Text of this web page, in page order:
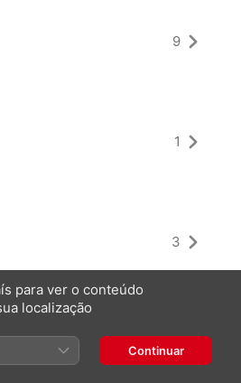
9
1
3
para ver o conteúdo
localização
Continuar